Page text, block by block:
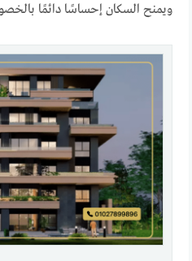
ويمنح السكان إحساسًا دائمًا